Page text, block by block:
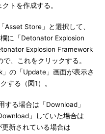
トを作成する。
Store」と選択して、
に「Detonator Explosion
Explosion Framework
、これをクリックする。
の「Update」画面が表示さ
する（図1）。
る場合は「Download」
」していた場合は
新されている場合は